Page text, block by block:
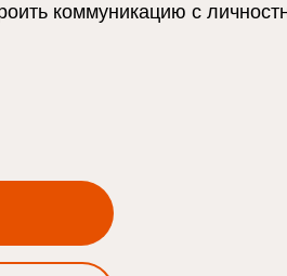
коммуникацию с